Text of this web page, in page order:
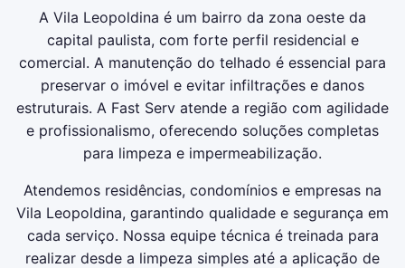
A Vila Leopoldina é um bairro da zona oeste da
capital paulista, com forte perfil residencial e
comercial. A manutenção do telhado é essencial para
preservar o imóvel e evitar infiltrações e danos
estruturais. A Fast Serv atende a região com agilidade
e profissionalismo, oferecendo soluções completas
para limpeza e impermeabilização.
Atendemos residências, condomínios e empresas na
Vila Leopoldina, garantindo qualidade e segurança em
cada serviço. Nossa equipe técnica é treinada para
realizar desde a limpeza simples até a aplicação de